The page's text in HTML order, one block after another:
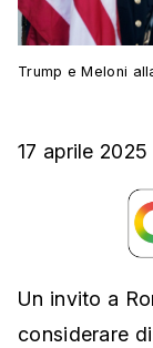
Trump e Meloni
17 aprile 2025
Un invito a
considerare